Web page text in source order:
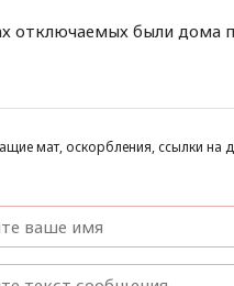
отключаемых были дома
мат, оскорбления, ссылки на